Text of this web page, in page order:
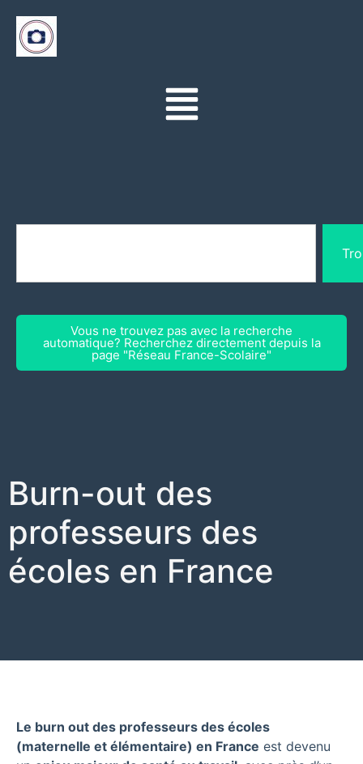
Vous ne trouvez pas avec la recherche
automatique? Recherchez directement depuis la
page "Réseau France-Scolaire"
Burn-out des
professeurs des
écoles en France
Le burn out des professeurs des écoles
(maternelle et élémentaire) en France est devenu